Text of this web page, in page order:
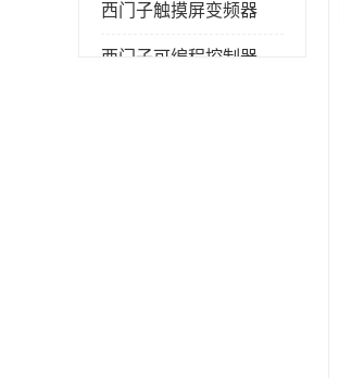
西门子触摸屏变频器
西门子可编程控制器